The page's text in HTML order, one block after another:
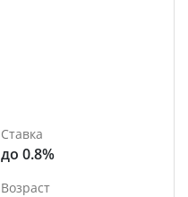
Ставка
до 0.8%
Возраст